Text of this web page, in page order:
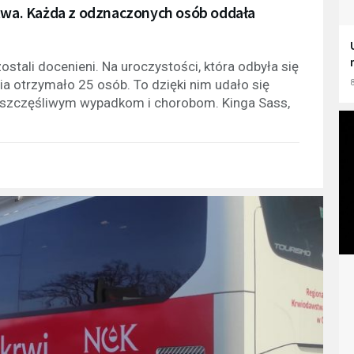
Każda z odznaczonych osób oddała
docenieni. Na uroczystości, która odbyła się
otrzymało 25 osób. To dzięki nim udało się
wypadkom i chorobom. Kinga Sass,